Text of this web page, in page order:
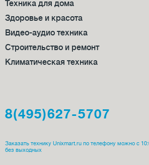
Техника для дома
Здоровье и красота
Видео-аудио техника
Строительство и ремонт
Климатическая техника
8(495)627-5707
Заказать технику Unixmart.ru по телефону можно с
без выходных